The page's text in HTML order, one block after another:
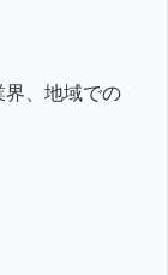
、地域での